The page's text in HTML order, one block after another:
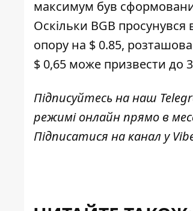
максимум був
Оскільки BGB просунувся
опору на $ 0.85,
$ 0,65 може призвести до
Підписуйтесь на наш
режимі онлайн прямо в
Підписатися на канал у